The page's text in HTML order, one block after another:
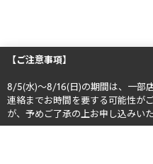
【ご注意事項】
8/5(水)～8/16(日)の期間は、一部
連絡までお時間を要する可能性が
が、予めご了承の上お申し込みい